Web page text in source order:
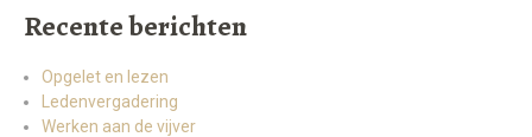
Recente berichten
Opgelet en lezen
Ledenvergadering
Werken aan de vijver